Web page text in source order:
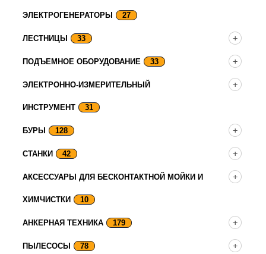
ЭЛЕКТРОГЕНЕРАТОРЫ 27
ЛЕСТНИЦЫ 33
ПОДЪЕМНОЕ ОБОРУДОВАНИЕ 33
ЭЛЕКТРОННО-ИЗМЕРИТЕЛЬНЫЙ
ИНСТРУМЕНТ 31
БУРЫ 128
СТАНКИ 42
АКСЕССУАРЫ ДЛЯ БЕСКОНТАКТНОЙ МОЙКИ И
ХИМЧИСТКИ 10
АНКЕРНАЯ ТЕХНИКА 179
ПЫЛЕСОСЫ 78